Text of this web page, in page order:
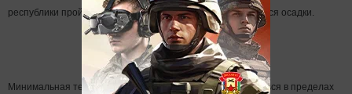
республики пройдет дождь. Днём местами также ожидаются осадки.
Минимальная температура воздуха ночью будет колебаться в пределах